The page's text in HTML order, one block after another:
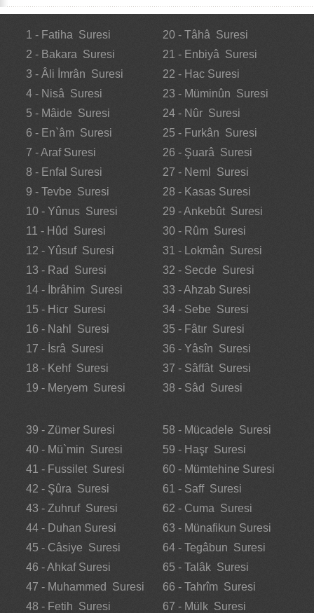
1 - Fatiha Suresi
2 - Bakara Suresi
3 - Âli İmrân Suresi
4 - Nisâ Suresi
5 - Mâide Suresi
6 - En`âm Suresi
7 - Araf Suresi
8 - Enfal Suresi
9 - Tevbe Suresi
10 - Yûnus Suresi
11 - Hûd Suresi
12 - Yûsuf Suresi
13 - Rad Suresi
14 - İbrâhim Suresi
15 - Hicr Suresi
16 - Nahl Suresi
17 - İsrâ Suresi
18 - Kehf Suresi
19 - Meryem Suresi
20 - Tâhâ Suresi
21 - Enbiyâ Suresi
22 - Hac Suresi
23 - Müminûn Suresi
24 - Nûr Suresi
25 - Furkân Suresi
26 - Şuarâ Suresi
27 - Neml Suresi
28 - Kasas Suresi
29 - Ankebût Suresi
30 - Rûm Suresi
31 - Lokmân Suresi
32 - Secde Suresi
33 - Ahzab Suresi
34 - Sebe Suresi
35 - Fâtır Suresi
36 - Yâsîn Suresi
37 - Sâffât Suresi
38 - Sâd Suresi
39 - Zümer Suresi
40 - Mü`min Suresi
41 - Fussilet Suresi
42 - Şûra Suresi
43 - Zuhruf Suresi
44 - Duhan Suresi
45 - Câsiye Suresi
46 - Ahkaf Suresi
47 - Muhammed Suresi
48 - Fetih Suresi
58 - Mücadele Suresi
59 - Haşr Suresi
60 - Mümtehine Suresi
61 - Saff Suresi
62 - Cuma Suresi
63 - Münafikun Suresi
64 - Tegâbun Suresi
65 - Talâk Suresi
66 - Tahrîm Suresi
67 - Mülk Suresi